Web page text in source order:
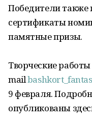
Победители
сертификаты
памятные призы.
Творческие
mail
9 февраля.
опубликованы